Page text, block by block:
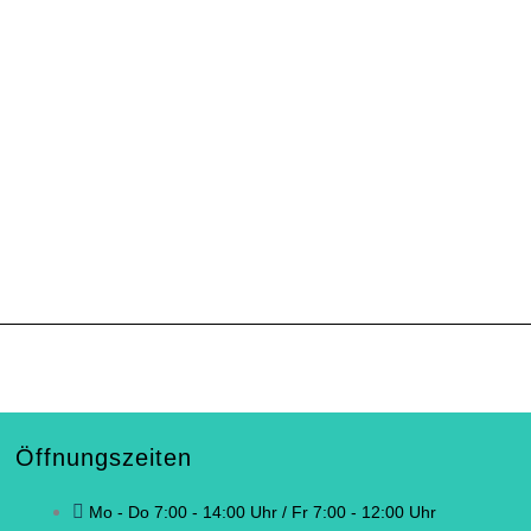
Öffnungszeiten
Mo - Do 7:00 - 14:00 Uhr / Fr 7:00 - 12:00 Uhr